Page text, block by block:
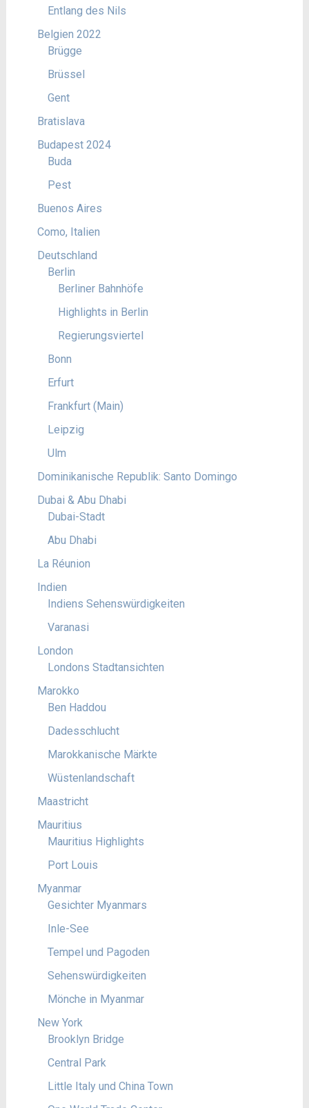
Entlang des Nils
Belgien 2022
Brügge
Brüssel
Gent
Bratislava
Budapest 2024
Buda
Pest
Buenos Aires
Como, Italien
Deutschland
Berlin
Berliner Bahnhöfe
Highlights in Berlin
Regierungsviertel
Bonn
Erfurt
Frankfurt (Main)
Leipzig
Ulm
Dominikanische Republik: Santo Domingo
Dubai & Abu Dhabi
Dubai-Stadt
Abu Dhabi
La Réunion
Indien
Indiens Sehenswürdigkeiten
Varanasi
London
Londons Stadtansichten
Marokko
Ben Haddou
Dadesschlucht
Marokkanische Märkte
Wüstenlandschaft
Maastricht
Mauritius
Mauritius Highlights
Port Louis
Myanmar
Gesichter Myanmars
Inle-See
Tempel und Pagoden
Sehenswürdigkeiten
Mönche in Myanmar
New York
Brooklyn Bridge
Central Park
Little Italy und China Town